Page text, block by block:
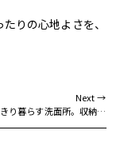
りの心地よさを、
Next →
り暮らす洗面所。収納の
考え方と選び方のヒント